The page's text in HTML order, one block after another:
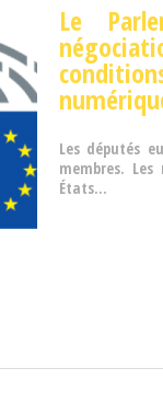
Le
Les députés
membres.
États...